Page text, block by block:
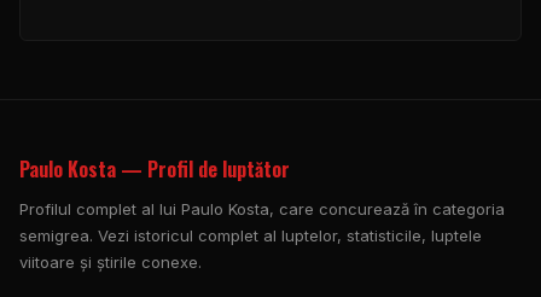
Paulo Kosta — Profil de luptător
Profilul complet al lui Paulo Kosta, care concurează în categoria
semigrea. Vezi istoricul complet al luptelor, statisticile, luptele
viitoare și știrile conexe.